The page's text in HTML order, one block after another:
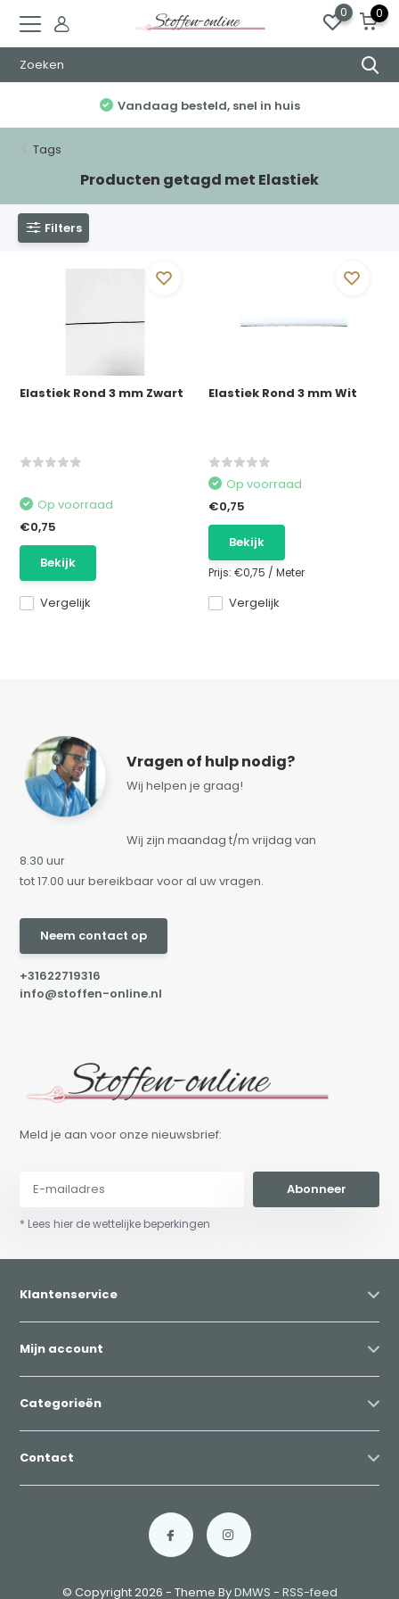
0 0
Vandaag besteld, snel in huis
Tags
Producten getagd met Elastiek
Filters
Elastiek Rond 3 mm Zwart
Vergelijk
Op voorraad
€0,75
Bekijk
Elastiek Rond 3 mm Wit
Vergelijk
Op voorraad
€0,75
Bekijk
Prijs: €0,75 / Meter
Vragen of hulp nodig?
Wij helpen je graag!
Wij zijn maandag t/m vrijdag van
8.30 uur
tot 17.00 uur bereikbaar voor al uw vragen.
Neem contact op
+31622719316
info@stoffen-online.nl
Meld je aan voor onze nieuwsbrief:
Abonneer
* Lees hier de wettelijke beperkingen
Klantenservice
Mijn account
Categorieën
Contact
© Copyright 2026 - Theme ByDMWS - RSS-feed